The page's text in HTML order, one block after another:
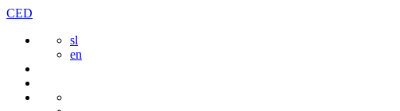
Preskoči
vsebine
CED
sl
en